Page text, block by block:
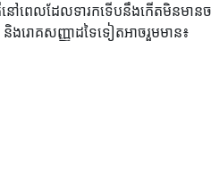
ពេលដែលទារកទើបនឹងកើតមិនមាន
រោគសញ្ញាដទៃទៀតអាចរួមមាន៖